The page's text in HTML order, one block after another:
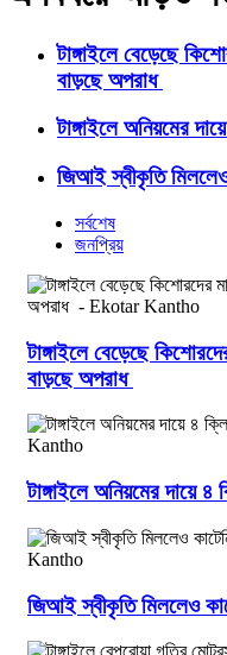
টাঙ্গাইলে বেড়েছে
বাড়ছে অপরাধ
টাঙ্গাইলে অনিয়মের
জিআই স্বীকৃতি মিললেও
সর্বশেষ
জনপ্রিয়
টাঙ্গাইলে বেড়েছে
বাড়ছে অপরাধ
টাঙ্গাইলে অনিয়মের দায়ে
জিআই স্বীকৃতি মিললেও